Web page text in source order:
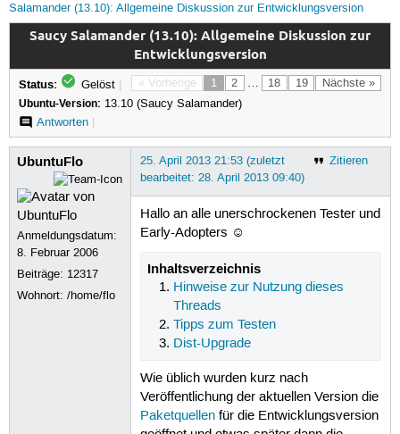
Salamander (13.10): Allgemeine Diskussion zur Entwicklungsversion
Saucy Salamander (13.10): Allgemeine Diskussion zur
Entwicklungsversion
« Vorherige 1 2 … 18 19 Nächste »
Status: Gelöst |
Ubuntu-Version: 13.10 (Saucy Salamander)
Antworten|
UbuntuFlo
Anmeldungsdatum:
8. Februar 2006
Beiträge: 12317
Wohnort: /home/flo
Zitieren
25. April 2013 21:53 (zuletzt
bearbeitet: 28. April 2013 09:40)
Hallo an alle unerschrockenen Tester und
Early-Adopters ☺
Inhaltsverzeichnis
Hinweise zur Nutzung dieses
Threads
Tipps zum Testen
Dist-Upgrade
Wie üblich wurden kurz nach
Veröffentlichung der aktuellen Version die
Paketquellenfür die Entwicklungsversion